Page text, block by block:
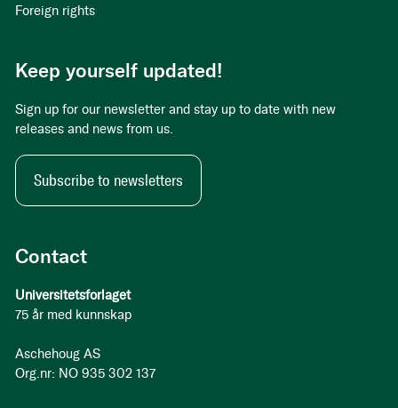
Contact
Universitetsforlaget
75 år med kunnskap
Aschehoug AS
Org.nr: NO 935 302 137
Foreign rights
Keep yourself updated!
Sign up for our newsletter and stay up to date with new
releases and news from us.
Subscribe to newsletters